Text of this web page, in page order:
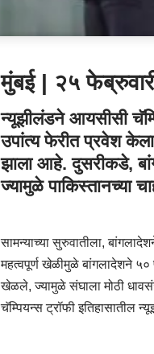
मुंबई | २५
न्यूझीलंडने आयसीसी
उपांत्य फेरीत प्रवेश
झाला आहे. दुसरीकडे,
ज्यामुळे पाकिस्तानच्या
सामन्याच्या सुरुवातीला,
महत्वपूर्ण खेळीमुळे बांगलादेशने ५०
खेळले, ज्यामुळे संघाला मोठी
चॅम्पियन्स ट्रॉफी इतिहासातील